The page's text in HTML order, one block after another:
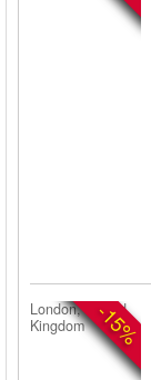
-15%
London, United
Kingdom